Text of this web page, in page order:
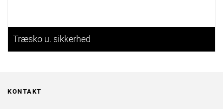
Træsko u. sikkerhed
KONTAKT